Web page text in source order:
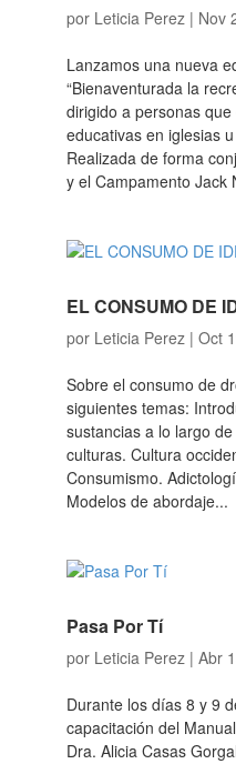
por Leticia Perez| Nov
Lanzamos una nueva
“Bienaventurada la
dirigido a personas
educativas en iglesias
Realizada de forma
y el Campamento Jack
EL CONSUMO DE
por Leticia Perez| Oct
Sobre el consumo de
siguientes temas:
sustancias a lo largo
culturas. Cultura
Consumismo.
Modelos de abordaje...
Pasa Por Tí
por Leticia Perez| Abr
Durante los días 8 y 9
capacitación del
Dra. Alicia Casas